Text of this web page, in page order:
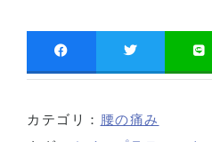
カテゴリ： 腰の痛み